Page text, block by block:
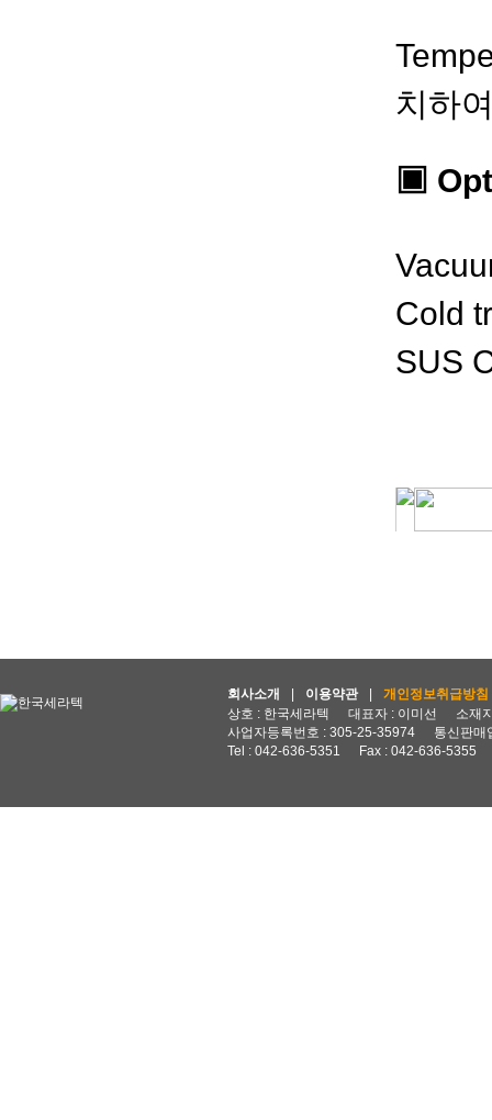
치하
▣
Cold
SUS
회사소개 이용약관
개인정보취급방침
상호 : 한국세라텍
대표자 : 이미선
소재
사업자등록번호 : 305-25-35974
통신판매
Tel : 042-636-5351
Fax : 042-636-5355